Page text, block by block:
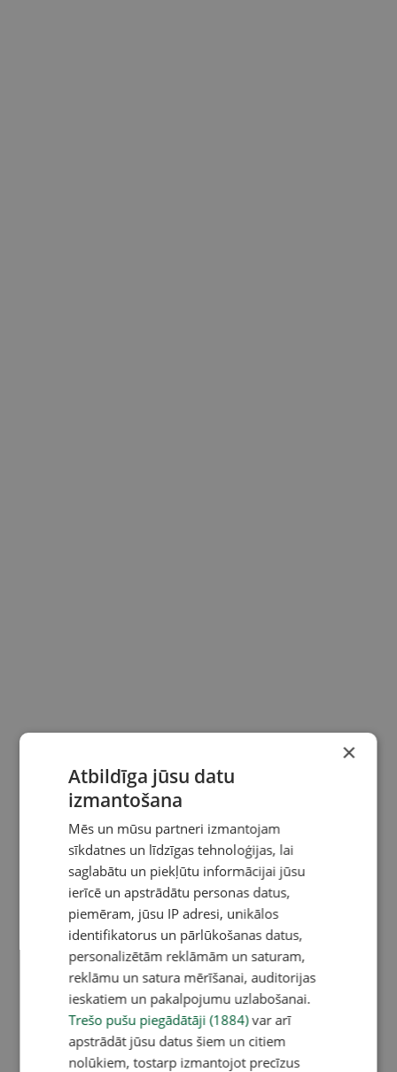
×
Atbildīga jūsu datu
izmantošana
Mēs un mūsu partneri izmantojam
sīkdatnes un līdzīgas tehnoloģijas, lai
saglabātu un piekļūtu informācijai jūsu
ierīcē un apstrādātu personas datus,
piemēram, jūsu IP adresi, unikālos
identifikatorus un pārlūkošanas datus,
personalizētām reklāmām un saturam,
reklāmu un satura mērīšanai, auditorijas
ieskatiem un pakalpojumu uzlabošanai.
Trešo pušu piegādātāji (1884)var arī
apstrādāt jūsu datus šiem un citiem
nolūkiem, tostarp izmantojot precīzus